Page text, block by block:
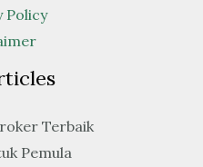
Policy
Terbaik
Pemula